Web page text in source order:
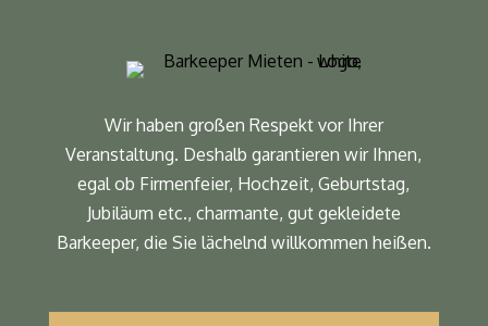
Wir haben großen Respekt vor Ihrer
Veranstaltung. Deshalb garantieren wir Ihnen,
egal ob Firmenfeier, Hochzeit, Geburtstag,
Jubiläum etc., charmante, gut gekleidete
Barkeeper, die Sie lächelnd willkommen heißen.